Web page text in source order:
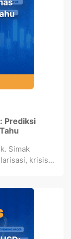
Prediksi
Simak
krisis...